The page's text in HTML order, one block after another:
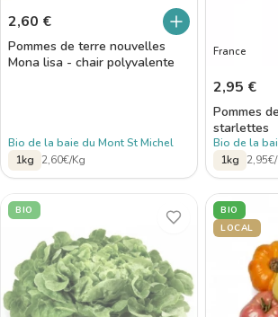
2,60 €
Pommes de terre nouvelles
Mona lisa - chair polyvalente
Bio de la baie du Mont St Michel
1kg
2,60€/Kg
France
2,95 €
Pommes
starlettes
Bio de la
1kg
BIO
BIO
LOCAL